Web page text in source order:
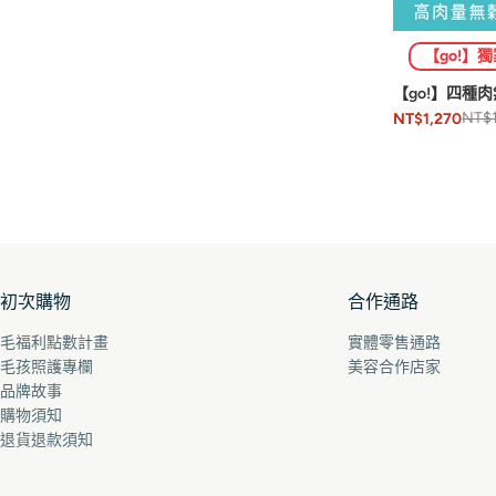
【go!】
【go!】四種
NT$1,270
初次購物
毛福利點數計畫
毛孩照護專欄
品牌故事
購物須知
退貨退款須知
合作通路
實體零售通路
美容合作店家